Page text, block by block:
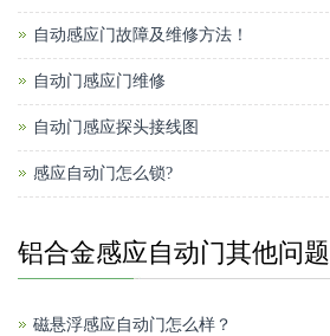
自动感应门故障及维修方法！
自动门感应门维修
自动门感应探头接线图
感应自动门怎么锁?
铝合金感应自动门其他问题
磁悬浮感应自动门怎么样？